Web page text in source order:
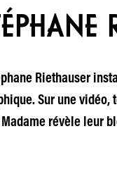
Riethauser
Sur une
révèle leur